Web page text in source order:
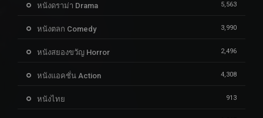
หนังดราม่า Drama 5,563
หนังตลก Comedy 3,990
หนังสยองขวัญ Horror 2,496
หนังแอคชั่น Action 4,308
หนังไทย 913